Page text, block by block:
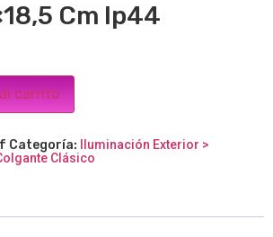
Cm Ip44
carrito
Categoría:
Iluminación Exterior >
Clásico